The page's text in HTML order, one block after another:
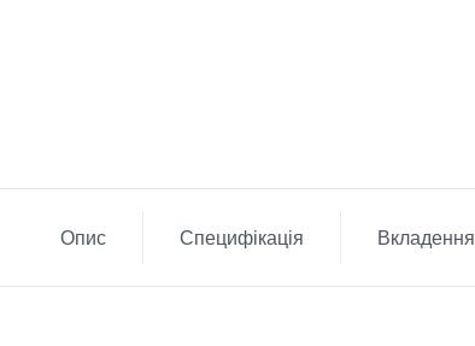
Опис Специфікація Вкладення